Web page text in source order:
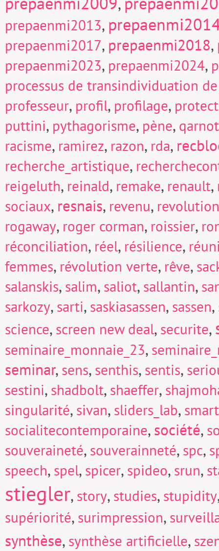
prepaenmi2013,
prepaenmi2017, prepaenmi2018,
prepaenmi2023, prepaenmi2024,
processus de transindividuation
professeur, profil, profilage,
puttini, pythagorisme, pène, qarnot
racisme, ramirez, razon, rda,
recherche_artistique,
reigeluth, reinald, remake, renault,
sociaux, resnais, revenu, revolution
rogaway, roger corman, roissier,
réconciliation, réel, résilience,
femmes, révolution verte, rêve,
salanskis, salim, saliot, sallantin,
sarkozy, sarti, saskiasassen, sassen,
science, screen new deal, securite,
seminaire_monnaie_23,
seminar, sens, senthis, sentis,
sestini, shadbolt, shaeffer,
singularité, sivan, sliders_lab,
socialitecontemporaine,société,
souveraineté, souverainneté, spc,
speech, spel, spicer, spideo, srun,
stiegler, story, studies, stupidity
supériorité, surimpression,
synthèse, synthèse artificielle,